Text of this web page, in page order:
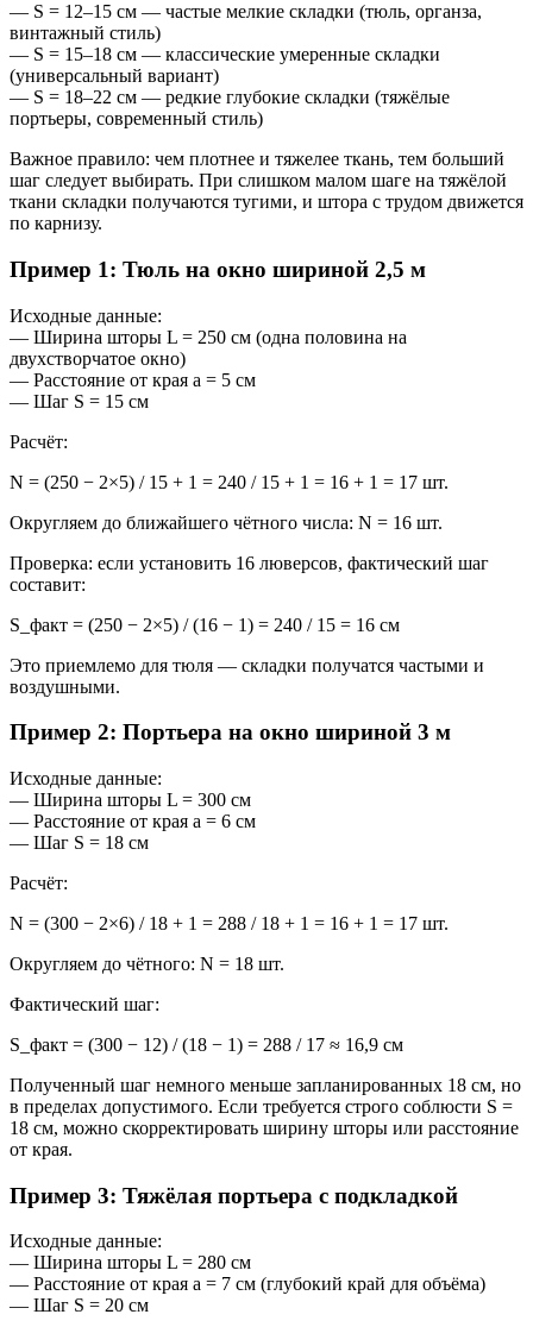
— S = 12–15 см — частые мелкие складки (тюль, органза,
винтажный стиль)
— S = 15–18 см — классические умеренные складки
(универсальный вариант)
— S = 18–22 см — редкие глубокие складки (тяжёлые
портьеры, современный стиль)
Важное правило: чем плотнее и тяжелее ткань, тем больший
шаг следует выбирать. При слишком малом шаге на тяжёлой
ткани складки получаются тугими, и штора с трудом движется
по карнизу.
Пример 1: Тюль на окно шириной 2,5 м
Исходные данные:
— Ширина шторы L = 250 см (одна половина на
двухстворчатое окно)
— Расстояние от края a = 5 см
— Шаг S = 15 см
Расчёт:
N = (250 − 2×5) / 15 + 1 = 240 / 15 + 1 = 16 + 1 = 17 шт.
Округляем до ближайшего чётного числа: N = 16 шт.
Проверка: если установить 16 люверсов, фактический шаг
составит:
S_факт = (250 − 2×5) / (16 − 1) = 240 / 15 = 16 см
Это приемлемо для тюля — складки получатся частыми и
воздушными.
Пример 2: Портьера на окно шириной 3 м
Исходные данные:
— Ширина шторы L = 300 см
— Расстояние от края a = 6 см
— Шаг S = 18 см
Расчёт:
N = (300 − 2×6) / 18 + 1 = 288 / 18 + 1 = 16 + 1 = 17 шт.
Округляем до чётного: N = 18 шт.
Фактический шаг:
S_факт = (300 − 12) / (18 − 1) = 288 / 17 ≈ 16,9 см
Полученный шаг немного меньше запланированных 18 см, но
в пределах допустимого. Если требуется строго соблюсти S =
18 см, можно скорректировать ширину шторы или расстояние
от края.
Пример 3: Тяжёлая портьера с подкладкой
Исходные данные:
— Ширина шторы L = 280 см
— Расстояние от края a = 7 см (глубокий край для объёма)
— Шаг S = 20 см